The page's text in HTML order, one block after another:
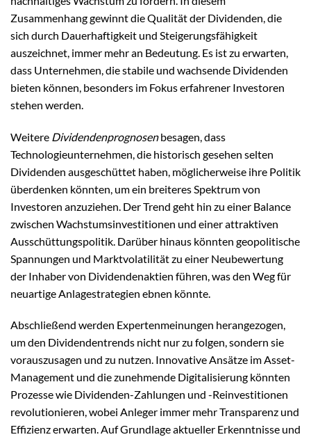
Zusammenhang gewinnt die Qualität der Dividenden, die
sich durch Dauerhaftigkeit und Steigerungsfähigkeit
auszeichnet, immer mehr an Bedeutung. Es ist zu erwarten,
dass Unternehmen, die stabile und wachsende Dividenden
bieten können, besonders im Fokus erfahrener Investoren
stehen werden.
Weitere Dividendenprognosenbesagen, dass
Technologieunternehmen, die historisch gesehen selten
Dividenden ausgeschüttet haben, möglicherweise ihre Politik
überdenken könnten, um ein breiteres Spektrum von
Investoren anzuziehen. Der Trend geht hin zu einer Balance
zwischen Wachstumsinvestitionen und einer attraktiven
Ausschüttungspolitik. Darüber hinaus könnten geopolitische
Spannungen und Marktvolatilität zu einer Neubewertung
der Inhaber von Dividendenaktien führen, was den Weg für
neuartige Anlagestrategien ebnen könnte.
Abschließend werden Expertenmeinungen herangezogen,
um den Dividendentrends nicht nur zu folgen, sondern sie
vorauszusagen und zu nutzen. Innovative Ansätze im Asset-
Management und die zunehmende Digitalisierung könnten
Prozesse wie Dividenden-Zahlungen und -Reinvestitionen
revolutionieren, wobei Anleger immer mehr Transparenz und
Effizienz erwarten. Auf Grundlage aktueller Erkenntnisse und